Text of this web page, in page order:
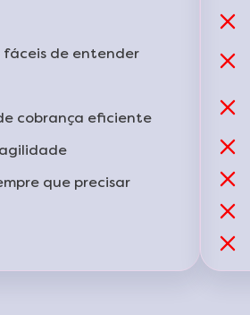
fáceis de entender
cobrança eficiente
que precisar